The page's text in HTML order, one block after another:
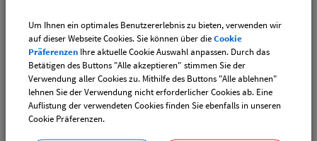
Den gewählten Termin als iCal-Kalenderdatei
downloaden
Drucken
Um Ihnen ein optimales Benutzererlebnis zu bieten, verwenden wir
auf dieser Webseite Cookies. Sie können über dieCookie
Präferenzen Ihre aktuelle Cookie Auswahl anpassen. Durch das
Betätigen des Buttons "Alle akzeptieren" stimmen Sie der
Verwendung aller Cookies zu. Mithilfe des Buttons "Alle ablehnen"
lehnen Sie der Verwendung nicht erforderlicher Cookies ab. Eine
Auflistung der verwendeten Cookies finden Sie ebenfalls in unseren
Cookie Präferenzen.